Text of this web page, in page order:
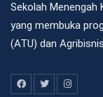
Sekolah Menengah
yang membuka
(ATU) dan